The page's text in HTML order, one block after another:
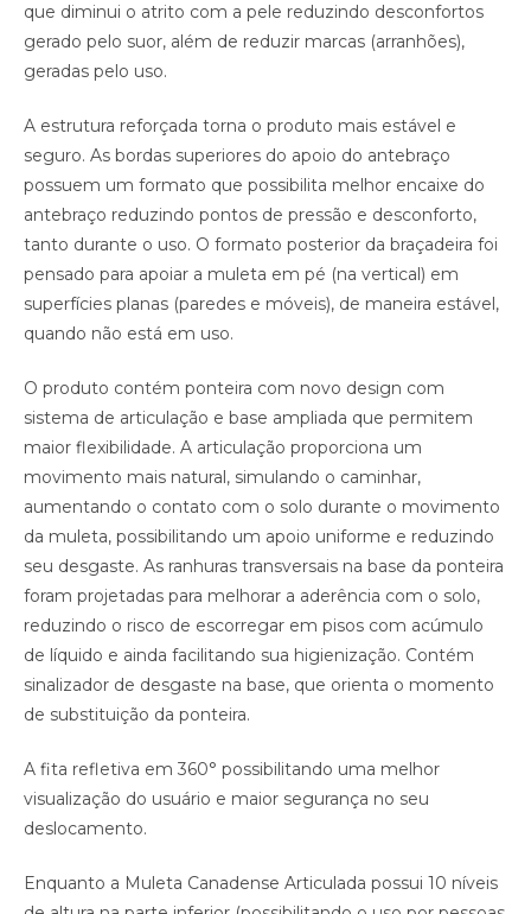
que diminui o atrito com a pele reduzindo desconfortos
gerado pelo suor, além de reduzir marcas (arranhões),
geradas pelo uso.
A estrutura reforçada torna o produto mais estável e
seguro. As bordas superiores do apoio do antebraço
possuem um formato que possibilita melhor encaixe do
antebraço reduzindo pontos de pressão e desconforto,
tanto durante o uso. O formato posterior da braçadeira foi
pensado para apoiar a muleta em pé (na vertical) em
superfícies planas (paredes e móveis), de maneira estável,
quando não está em uso.
O produto contém ponteira com novo design com
sistema de articulação e base ampliada que permitem
maior flexibilidade. A articulação proporciona um
movimento mais natural, simulando o caminhar,
aumentando o contato com o solo durante o movimento
da muleta, possibilitando um apoio uniforme e reduzindo
seu desgaste. As ranhuras transversais na base da ponteira
foram projetadas para melhorar a aderência com o solo,
reduzindo o risco de escorregar em pisos com acúmulo
de líquido e ainda facilitando sua higienização. Contém
sinalizador de desgaste na base, que orienta o momento
de substituição da ponteira.
A fita refletiva em 360° possibilitando uma melhor
visualização do usuário e maior segurança no seu
deslocamento.
Enquanto a Muleta Canadense Articulada possui 10 níveis